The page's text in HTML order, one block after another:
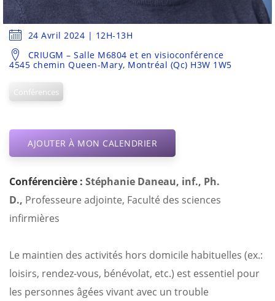
24 Avril 2024 | 12H-13H
CRIUGM – Salle M6804 et en visioconférence
4545 chemin Queen-Mary, Montréal (Qc) H3W 1W5
Conférences
AJOUTER À MON CALENDRIER
Conférencière : Stéphanie Daneau, inf., Ph.
D., Professeure adjointe, Faculté des sciences
infirmières
Le maintien des activités hors domicile habituelles (ex.:
loisirs, rendez-vous, bénévolat, etc.) est essentiel pour
les personnes âgées vivant avec un trouble